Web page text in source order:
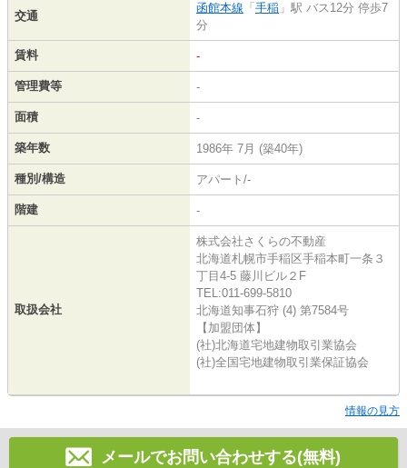
交通
函館本線 「 手稲 」駅 バス12分 停歩7
分
賃料 -
管理費等 -
面積 -
築年数 1986年 7月 (築40年)
種別/構造 アパート/-
階建 -
取扱会社
株式会社さくらの不動産
北海道札幌市手稲区手稲本町一条３
丁目4-5 藤川ビル２F
TEL:011-699-5810
北海道知事石狩 (4) 第7584号
【加盟団体】
(社)北海道宅地建物取引業協会
(社)全国宅地建物取引業保証協会
情報の見方
メールでお問い合わせする(無料)